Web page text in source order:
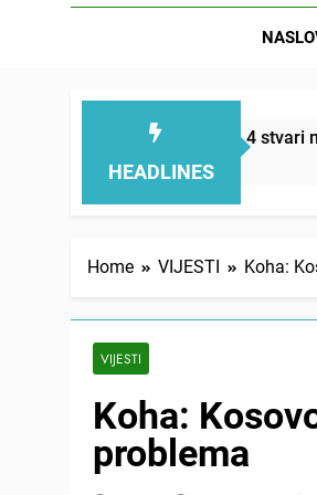
HEADLINES
– ove 4 stvari ne govori ni
Home VIJESTI Koha:
VIJESTI
Koha:
problema